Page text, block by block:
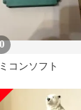
コンソフト